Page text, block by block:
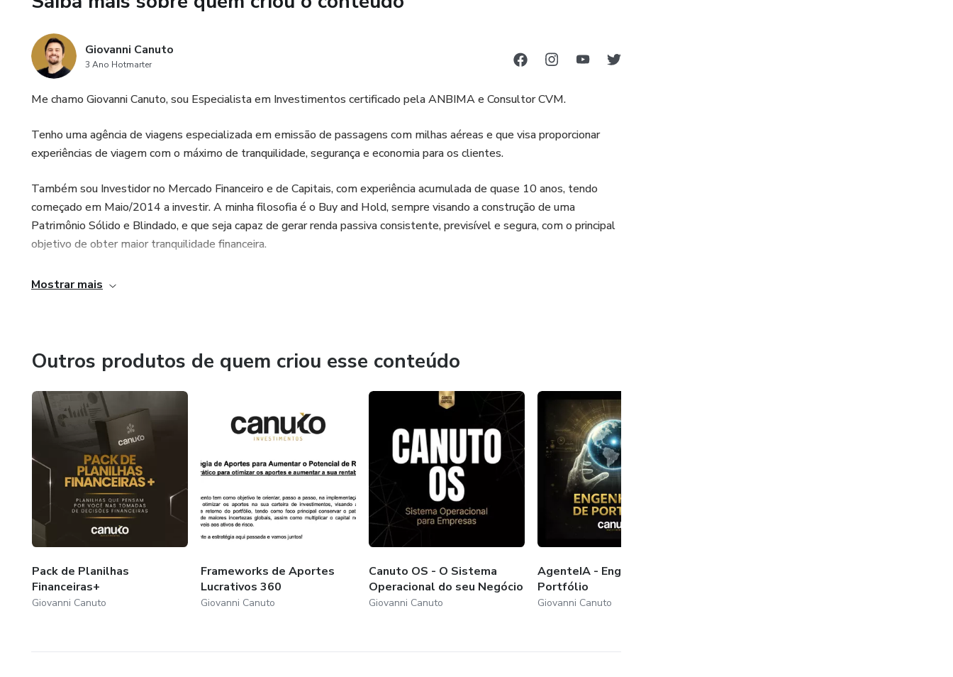
O que você ganha com isso:
Com o Plano de Voo Patrimonial, você finalmente terá um caminho claro para sair da
estagnação, parar de improvisar e começar a investir de forma estratégica e rentável.
Em vez de perder meses tentando entender sozinho, em uma semana você terá sua
financeira.
Giovanni Canuto
3 Ano Hotmarter
Me chamo Giovanni Canuto, sou Especialista em Investimentos certificado pela ANBIMA e Consultor CVM.
Tenho uma agência de viagens especializada em emissão de passagens com milhas aéreas e que visa proporcionar
experiências de viagem com o máximo de tranquilidade, segurança e economia para os clientes.
Também sou Investidor no Mercado Financeiro e de Capitais, com experiência acumulada de quase 10 anos, tendo
começado em Maio/2014 a investir. A minha filosofia é o Buy and Hold, sempre visando a construção de uma
Patrimônio Sólido e Blindado, e que seja capaz de gerar renda passiva consistente, previsível e segura, com o principal
objetivo de obter maior tranquilidade financeira.
Hoje em em dia eu dissemino conhecimento sobre Investimentos, Finanças, Milhas Aéreas, Viagens e
e montar uma carteira de investimentos sólida e vencedora para o longo prazo, além de ter muito mais liberdade
financeira, geográfica e de tempo, para poder viajar mais e aproveitar a família.
Mostrar mais
Outros produtos de quem criou esse conteúdo
Pack de Planilhas
Financeiras+
Giovanni Canuto
Frameworks de Aportes
Lucrativos 360
Giovanni Canuto
Canuto OS - O Sistema
Operacional do seu Negócio
Giovanni Canuto
AgenteIA - Engenheiro de
Portfólio
Giovanni Canuto